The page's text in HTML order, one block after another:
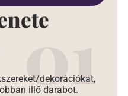
dekorációkat,
illő darabot.